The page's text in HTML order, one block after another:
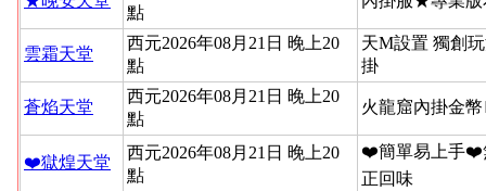
點
雲霜天堂
西元2026年08月21日 晚上20
點
天M設置 獨創
掛
蒼焰天堂
西元2026年08月21日 晚上20
點
火龍窟內掛金
❤️獄煌天堂
西元2026年08月21日 晚上20
點
❤️簡單易上手❤️
正回味